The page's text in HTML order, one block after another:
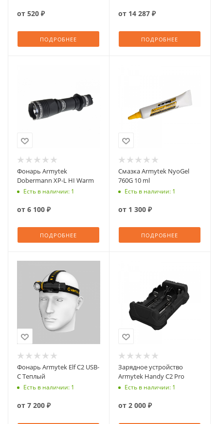
от 520 ₽
ПОДРОБНЕЕ
от 14 287 ₽
ПОДРОБНЕЕ
Фонарь Armytek
Dobermann XP-L HI Warm
Есть в наличии: 1
от 6 100 ₽
ПОДРОБНЕЕ
Смазка Armytek NyoGel
760G 10 ml
Есть в наличии: 1
от 1 300 ₽
ПОДРОБНЕЕ
Фонарь Armytek Elf C2 USB-
C Теплый
Есть в наличии: 1
от 7 200 ₽
Зарядное устройство
Armytek Handy C2 Pro
Есть в наличии: 1
от 2 000 ₽